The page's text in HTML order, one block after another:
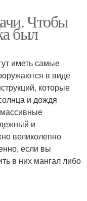
для беседки
со шторами
Чтобы
был
иметь самые
в виде
которые
и дождя
и
великолепно
если вы
в них мангал либо